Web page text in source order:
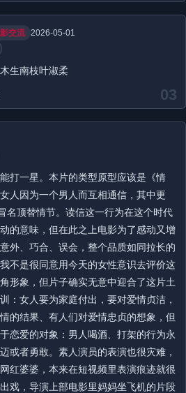
03
交流 2026-05-01
生南枝叶淑柔
打一星。本片的类型原型应该是《情
人因为一个男人而互相通信，其中更
名顶替情节。读信这一行为在这个时代
的意味，但在此之上电影为了感动又增
外、巧合、误会，整个品质如同拉长的
不是很同意用今天的女性意识去评价这
形象，但片子确实无意中迎合了这片土
：女人要为家庭付出，要对爱情贞洁，
的结果、有人们对爱情忠贞的想象，但
恋爱的对象：男人喝酒、打架的行为永
或者勇敢。素人演员的表演也很灾难，
红婆婆，本来在短视频里表演痕迹就很
戏，导演上部电影里妈妈坐飞机的片段